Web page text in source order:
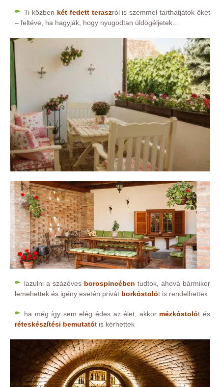
Ti közben két fedett teraszról is szemmel tarthatjátok őket
– feltéve, ha hagyják, hogy nyugodtan üldögéljetek…
lazulni a százéves borospincében tudtok, ahová bármikor
lemehettek és igény esetén privát borkóstolót is rendelhettek
ha még így sem elég édes az élet, akkor mézkóstolót és
réteskészítési bemutatót is kérhettek